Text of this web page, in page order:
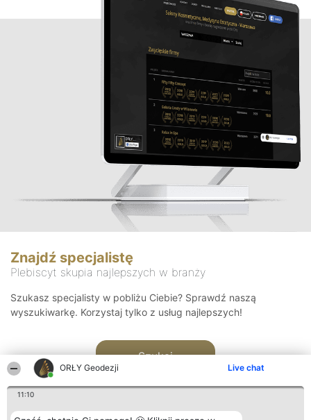
ORŁY Geodezji Live chat
11:10
Znajdź specjalistę
Plebiscyt skupia najlepszych w branży
Szukasz specjalisty w pobliżu Ciebie? Sprawdź naszą
wyszukiwarkę. Korzystaj tylko z usług najlepszych!
Szukaj